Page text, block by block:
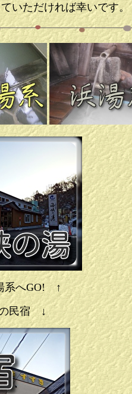
いただければ幸いです。
系へGO! ↑
民宿 ↓